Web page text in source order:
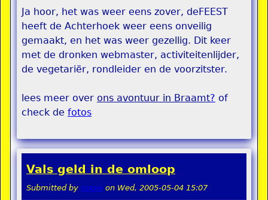
Ja hoor, het was weer eens zover, deFEEST
heeft de Achterhoek weer eens onveilig
gemaakt, en het was weer gezellig. Dit keer
met de dronken webmaster, activiteitenlijder,
de vegetariër, rondleider en de voorzitster.
lees meer over ons avontuur in Braamt? of
check de fotos
Vals geld in de omloop
Submitted by rippie on Wed, 2005-05-04 15:07